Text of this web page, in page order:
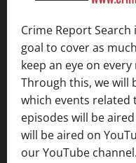
Crime Report Search
goal to cover as
keep an eye on
Through this, we will
which events related
episodes will be
will be aired on
our YouTube channel.